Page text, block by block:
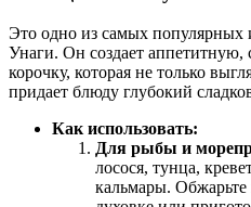
Это одно из самых популярных
Унаги. Он создает
корочку, которая не только
придает блюду глубокий
Как использовать:
Для рыбы и
лосося, тунца,
кальмары. Обжарьте